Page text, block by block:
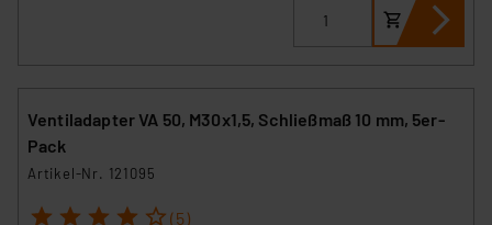
Ventiladapter VA 50, M30x1,5, Schließmaß 10 mm, 5er-
Pack
Artikel-Nr. 121095
1 2 3 4 5 (5)